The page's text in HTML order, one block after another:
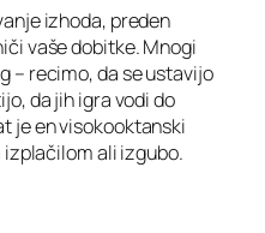
izhoda, preden
vaše dobitke. Mnogi
– recimo, da se ustavijo
da jih igra vodi do
je en visokooktanski
ali izgubo.